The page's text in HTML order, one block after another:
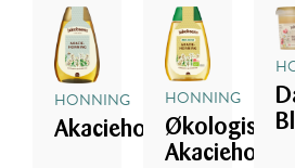
HONNING
Akaciehonning
HONNING
Økologisk